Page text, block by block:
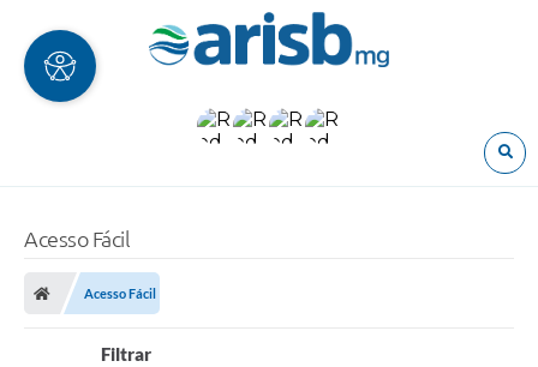
Acesso Fácil
Acesso Fácil
Filtrar